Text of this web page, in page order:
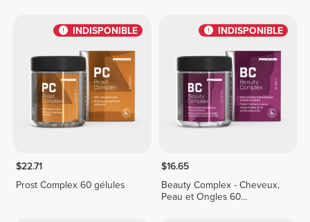
INDISPONIBLE
$22.71
Prost Complex 60 gélules
INDISPONIBLE
$16.65
Beauty Complex - Cheveux,
Peau et Ongles 60